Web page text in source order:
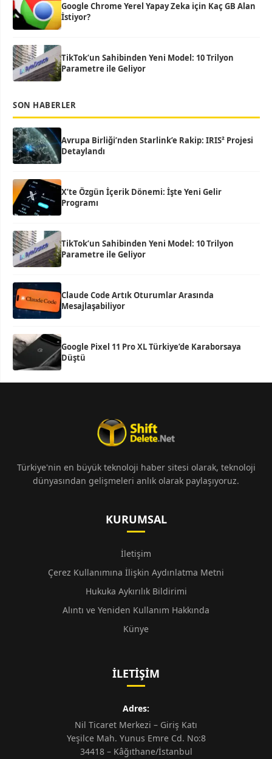
Google Chrome Yerel Yapay Zeka için Kaç GB Alan
İstiyor?
TikTok’un Sahibinden Yeni Model: 10 Trilyon
Parametre ile Geliyor
SON HABERLER
Avrupa Birliği’nden Starlink’e Rakip: IRIS² Projesi
Detaylandı
X’te Özgün İçerik Dönemi: İşte Yeni Gelir
Programı
TikTok’un Sahibinden Yeni Model: 10 Trilyon
Parametre ile Geliyor
Claude Code Artık Oturumlar Arasında
Mesajlaşabiliyor
Google Pixel 11 Pro XL Türkiye’de Karaborsaya
Düştü
Türkiye'nin en büyük teknoloji haber sitesi olarak, teknoloji
dünyasından gelişmeleri anlık olarak paylaşıyoruz.
KURUMSAL
İletişim
Çerez Kullanımına İlişkin Aydınlatma Metni
Hukuka Aykırılık Bildirimi
Alıntı ve Yeniden Kullanım Hakkında
Künye
İLETIŞIM
Adres:
Nil Ticaret Merkezi – Giriş Katı
Yeşilce Mah. Yunus Emre Cd. No:8
34418 – Kâğıthane/İstanbul